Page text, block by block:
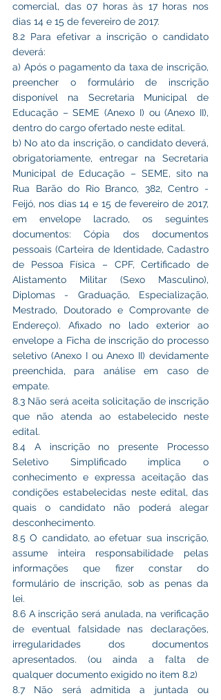
comercial, das 07 horas às 17 horas nos
dias 14 e 15 de fevereiro de 2017.
8.2 Para efetivar a inscrição o candidato
deverá:
a) Após o pagamento da taxa de inscrição,
preencher o formulário de inscrição
disponível na Secretaria Municipal de
Educação – SEME (Anexo I) ou (Anexo II),
dentro do cargo ofertado neste edital.
b) No ato da inscrição, o candidato deverá,
obrigatoriamente, entregar na Secretaria
Municipal de Educação – SEME, sito na
Rua Barão do Rio Branco, 382, Centro -
Feijó, nos dias 14 e 15 de fevereiro de 2017,
em envelope lacrado, os seguintes
documentos: Cópia dos documentos
pessoais (Carteira de Identidade, Cadastro
de Pessoa Física – CPF, Certificado de
Alistamento Militar (Sexo Masculino),
Diplomas - Graduação, Especialização,
Mestrado, Doutorado e Comprovante de
Endereço). Afixado no lado exterior ao
envelope a Ficha de inscrição do processo
seletivo (Anexo I ou Anexo II) devidamente
preenchida, para análise em caso de
empate.
8.3 Não será aceita solicitação de inscrição
que não atenda ao estabelecido neste
edital.
8.4 A inscrição no presente Processo
Seletivo Simplificado implica o
conhecimento e expressa aceitação das
condições estabelecidas neste edital, das
quais o candidato não poderá alegar
desconhecimento.
8.5 O candidato, ao efetuar sua inscrição,
assume inteira responsabilidade pelas
informações que fizer constar do
formulário de inscrição, sob as penas da
lei.
8.6 A inscrição será anulada, na verificação
de eventual falsidade nas declarações,
irregularidades dos documentos
apresentados. (ou ainda a falta de
qualquer documento exigido no item 8.2)
8.7 Não será admitida a juntada ou